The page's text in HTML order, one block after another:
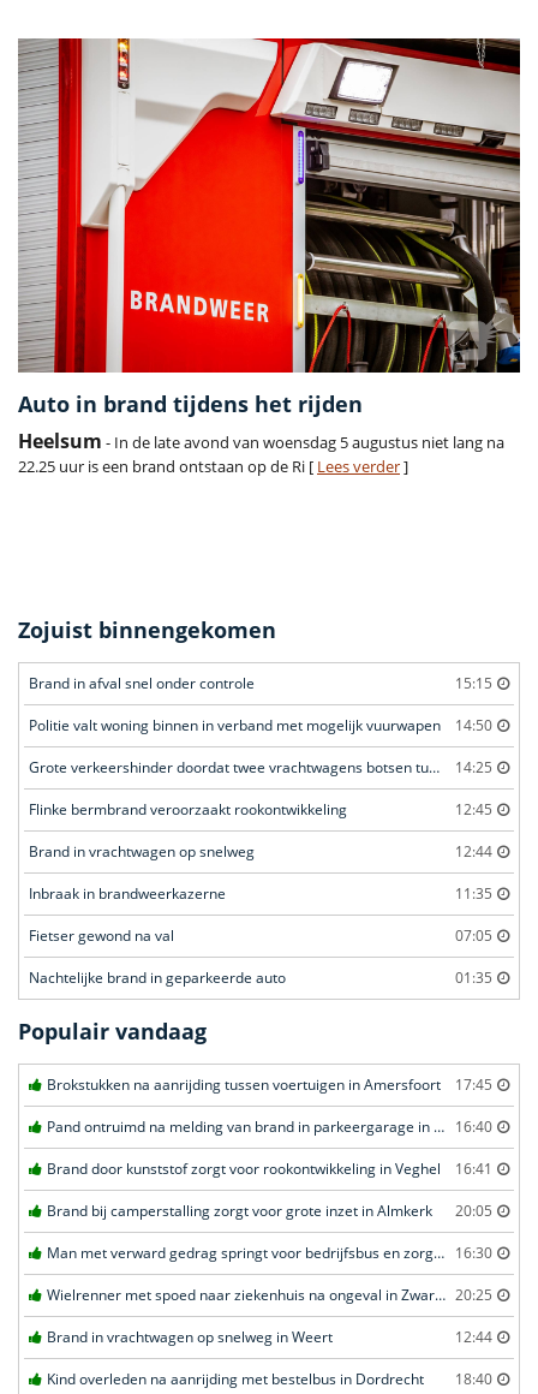
Auto in brand tijdens het rijden
Heelsum - In de late avond van woensdag 5 augustus niet lang na
22.25 uur is een brand ontstaan op de Ri [ Lees verder]
Zojuist binnengekomen
Brand in afval snel onder controle 15:15
Politie valt woning binnen in verband met mogelijk vuurwapen 14:50
Grote verkeershinder doordat twee vrachtwagens botsen tunnel 14:25
Flinke bermbrand veroorzaakt rookontwikkeling 12:45
Brand in vrachtwagen op snelweg 12:44
Inbraak in brandweerkazerne 11:35
Fietser gewond na val 07:05
Nachtelijke brand in geparkeerde auto 01:35
Populair vandaag
Brokstukken na aanrijding tussen voertuigen in Amersfoort 17:45
Pand ontruimd na melding van brand in parkeergarage in Leeuwarden 16:40
Brand door kunststof zorgt voor rookontwikkeling in Veghel 16:41
Brand bij camperstalling zorgt voor grote inzet in Almkerk 20:05
Man met verward gedrag springt voor bedrijfsbus en zorgt voor opschudding in Veghel 16:30
Wielrenner met spoed naar ziekenhuis na ongeval in Zwartebroek 20:25
Brand in vrachtwagen op snelweg in Weert 12:44
Kind overleden na aanrijding met bestelbus in Dordrecht 18:40